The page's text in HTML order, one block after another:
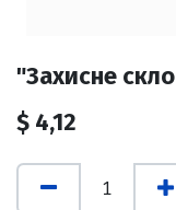
"Захисне
$ 4,12